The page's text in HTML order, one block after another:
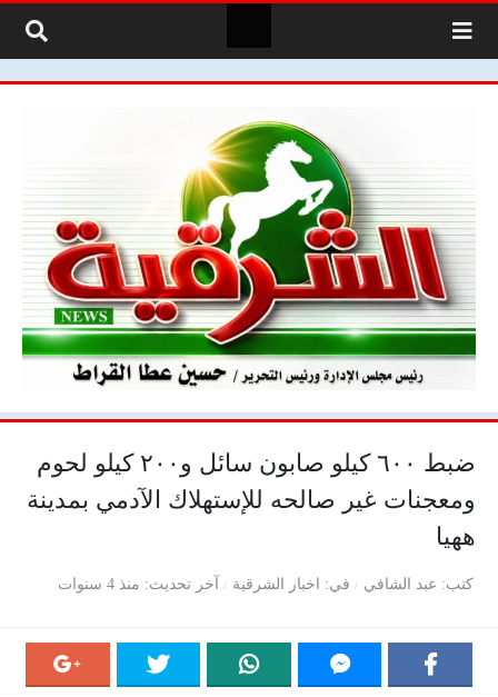
ضبط ٦٠٠ كيلو صابون سائل و٢٠٠ كيلو لحوم
ومعجنات غير صالحه للإستهلاك الآدمي بمدينة
ههيا
كتب عبد الشافي في اخبار الشرقية آخر تحديث منذ 4 سنوات